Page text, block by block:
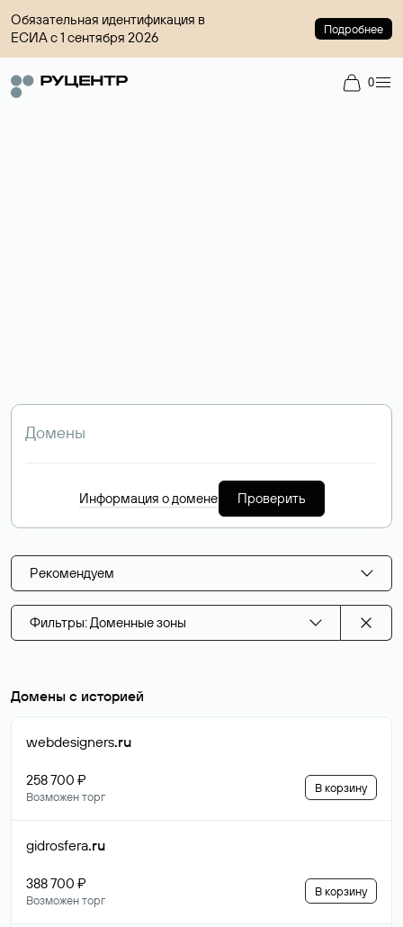
Обязательная идентификация в
ЕСИА с 1 сентября 2026
Подробнее
0
Информация о домене Проверить
Рекомендуем
Фильтры: Доменные зоны
Домены с историей
webdesigners.ru
258 700 ₽
Возможен торг
В корзину
gidrosfera.ru
388 700 ₽
Возможен торг
В корзину